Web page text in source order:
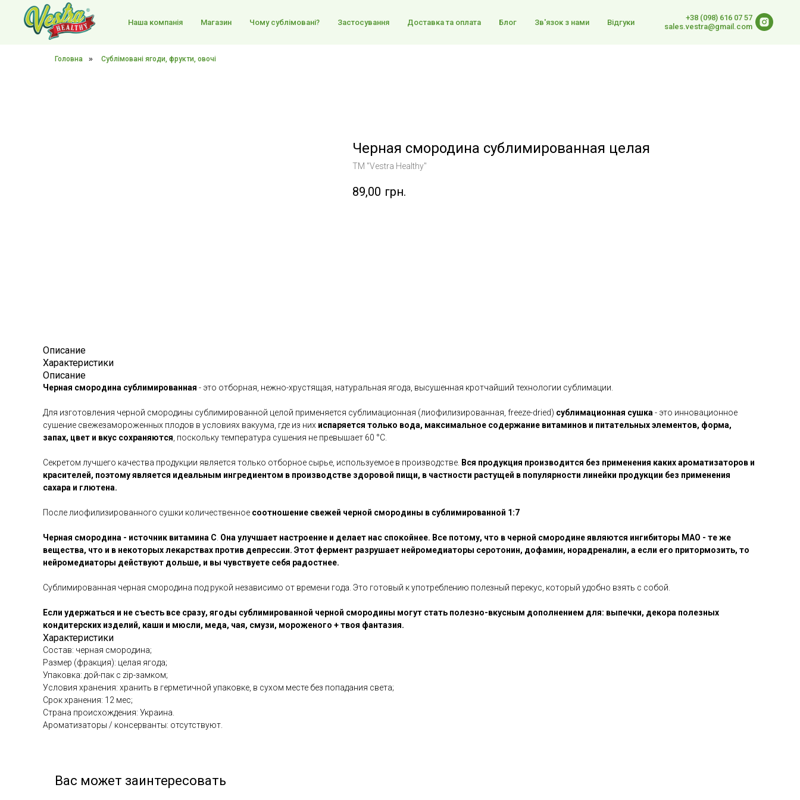
Наша компанія Магазин Чому сублімовані? Застосування Доставка та оплата Блог Зв'язок з нами Відгуки
+38 (098) 616 07 57
sales.vestra@gmail.com
Головна » Сублімовані ягоди, фрукти, овочі
Черная смородина сублимированная целая
TM "Vestra Healthy"
89,00 грн.
Описание
Характеристики
Описание
Черная смородина сублимированная - это отборная, нежно-хрустящая, натуральная ягода, высушенная кротчайший технологии сублимации.
Для изготовления черной смородины сублимированной целой применяется сублимационная (лиофилизированная, freeze-dried) сублимационная сушка - это инновационное
сушение свежезамороженных плодов в условиях вакуума, где из них испаряется только вода, максимальное содержание витаминов и питательных элементов, форма,
запах, цвет и вкус сохраняются , поскольку температура сушения не превышает 60 °С.
Секретом лучшего качества продукции является только отборное сырье, используемое в производстве. Вся продукция производится без применения каких ароматизаторов и
красителей, поэтому является идеальным ингредиентом в производстве здоровой пищи, в частности растущей в популярности линейки продукции без применения
сахара и глютена.
После лиофилизированного сушки количественное соотношение свежей черной смородины в сублимированной 1:7
Черная смородина - источник витамина С Она улучшает настроение и делает нас спокойнее. Все потому, что в черной смородине являются ингибиторы МАО - те же
вещества, что и в некоторых лекарствах против депрессии. Этот фермент разрушает нейромедиаторы серотонин, дофамин, норадреналин, а если его притормозить, то
нейромедиаторы действуют дольше, и вы чувствуете себя радостнее.
Сублимированная черная смородина под рукой независимо от времени года. Это готовый к употреблению полезный перекус, который удобно взять с собой.
Если удержаться и не съесть все сразу, ягоды сублимированной черной смородины могут стать полезно-вкусным дополнением для: выпечки, декора полезных
кондитерских изделий, каши и мюсли, меда, чая, смузи, мороженого + твоя фантазия.
Характеристики
Состав: черная смородина;
Размер (фракция): целая ягода;
Упаковка: дой-пак с zip-замком;
Условия хранения: хранить в герметичной упаковке, в сухом месте без попадания света;
Срок хранения: 12 мес;
Страна происхождения: Украина.
Ароматизаторы / консерванты: отсутствуют.
Вас может заинтересовать